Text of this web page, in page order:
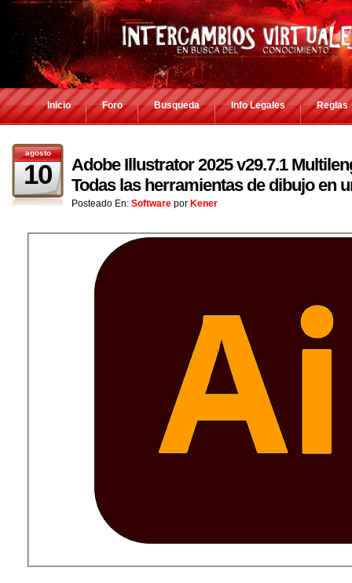
Inicio Foro Busqueda Info Legales Reglas
agosto
10
Adobe Illustrator 2025 v29.7.1
Todas las herramientas de dibujo en
Posteado En: Software por Kener